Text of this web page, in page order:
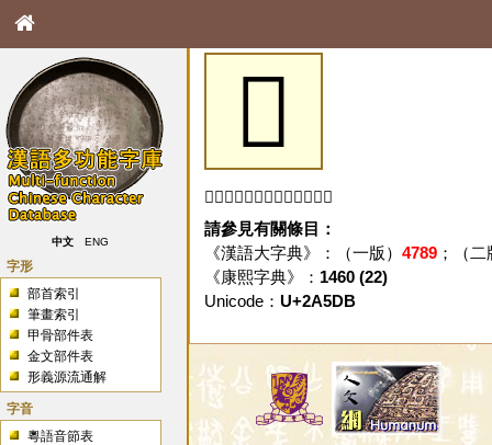
中文 ENG
字形
部首索引
筆畫索引
甲骨部件表
金文部件表
形義源流通解
字音
粵語音節表
𪗛
「𪗛」字未收錄於本資料庫。
請參見有關條目：
《漢語大字典》：（一版） 4789；（二
《康熙字典》： 1460 (22)
Unicode： U+2A5DB